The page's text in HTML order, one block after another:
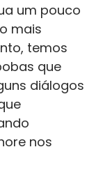
um pouco
mais
temos
que
diálogos
nos